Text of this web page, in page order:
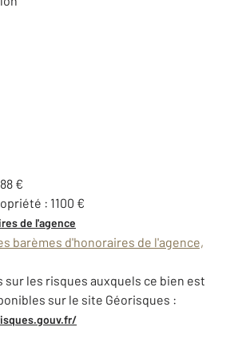
€
: 1100 €
de l'agence
barèmes d'honoraires de l'agence,
sur les risques auxquels ce bien est
sur le site Géorisques :